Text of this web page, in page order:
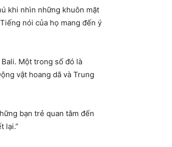
khi nhìn những khuôn mặt
nói của họ mang đến ý
Bali. Một trong số đó là
vật hoang dã và Trung
bạn trẻ quan tâm đến
lại.”